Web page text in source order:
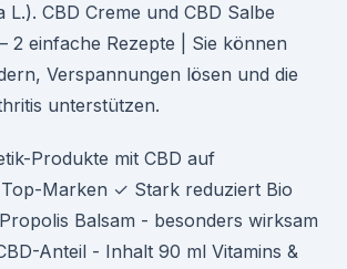
L.). CBD Creme und CBD Salbe
2 einfache Rezepte | Sie können
Verspannungen lösen und die
unterstützen.
Produkte mit CBD auf
Top-Marken ✓ Stark reduziert Bio
Balsam - besonders wirksam
Anteil - Inhalt 90 ml Vitamins &